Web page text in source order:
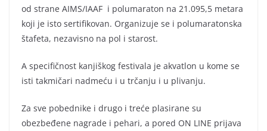
od strane AIMS/IAAF i polumaraton na 21.095,5 metara
koji je isto sertifikovan. Organizuje se i polumaratonska
štafeta, nezavisno na pol i starost.
A specifičnost kanjiškog festivala je akvatlon u kome se
isti takmičari nadmeću i u trčanju i u plivanju.
Za sve pobednike i drugo i treće plasirane su
obezbeđene nagrade i pehari, a pored ON LINE prijava